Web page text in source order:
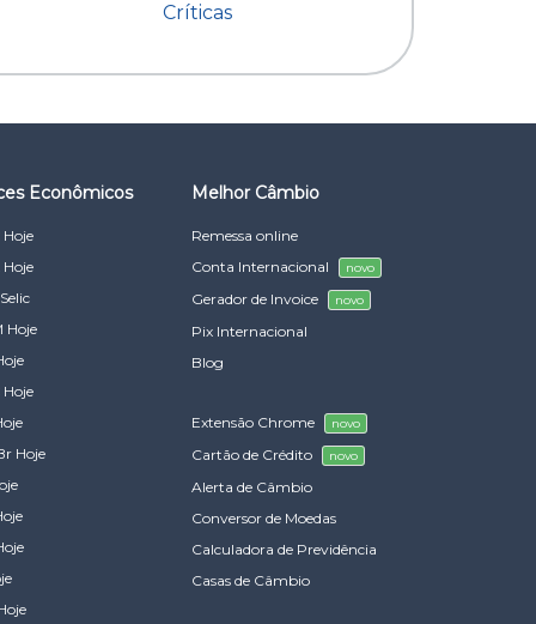
Críticas
Econômicos
Hoje
Hoje
Hoje
Hoje
Hoje
Melhor Câmbio
Remessa online
Conta Internacional
novo
Gerador de Invoice novo
Pix Internacional
Blog
Extensão Chrome novo
Cartão de Crédito novo
Alerta de Câmbio
Conversor de Moedas
Calculadora de Previdência
Casas de Câmbio